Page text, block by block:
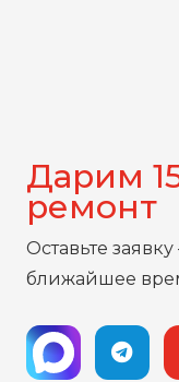
Дарим
ремонт
Оставьте
ближайшее